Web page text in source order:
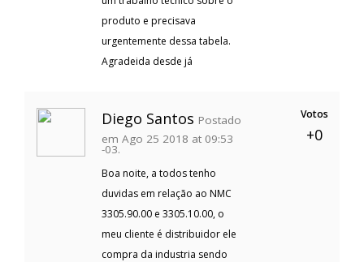
produto e precisava
urgentemente dessa tabela.
Agradeida desde já
Diego Santos Postado
em Ago 25 2018 at 09:53
-03.
Boa noite, a todos tenho
duvidas em relação ao NMC
3305.90.00 e 3305.10.00, o
meu cliente é distribuidor ele
compra da industria sendo
Votos
+0